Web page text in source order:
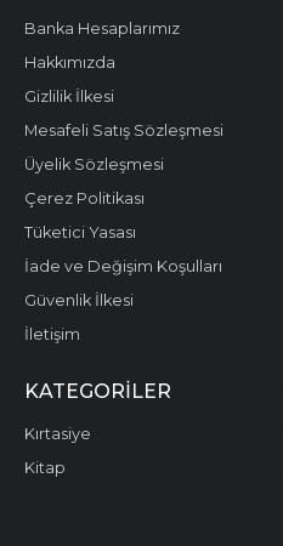
Banka Hesaplarımız
Hakkımızda
Gizlilik İlkesi
Mesafeli Satış Sözleşmesi
Üyelik Sözleşmesi
Çerez Politikası
Tüketici Yasası
İade ve Değişim Koşulları
Güvenlik İlkesi
İletişim
KATEGORILER
Kırtasiye
Kitap